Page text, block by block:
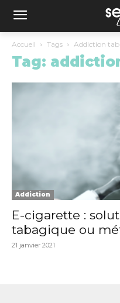
Accueil Tags Addiction
Tag:
Addiction
E-cigarette :
tabagique ou
21 janvier 2021